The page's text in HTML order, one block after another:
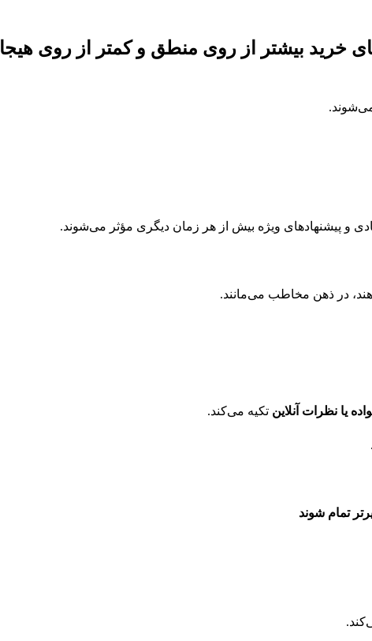
خرید بیشتر از روی منطق و کمتر از روی
می‌شوند.
و پیشنهادهای ویژه بیش از هر زمان دیگری مؤثر می‌شوند.
در ذهن مخاطب می‌مانند.
یا نظرات آنلاین تکیه می‌کند.
تمام شوند